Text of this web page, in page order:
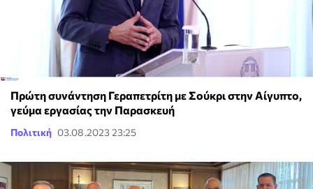
Πρώτη συνάντηση Γεραπετρίτη με Σούκρι στην Αίγυπτο,
γεύμα εργασίας την Παρασκευή
Πολιτική 03.08.2023 23:25